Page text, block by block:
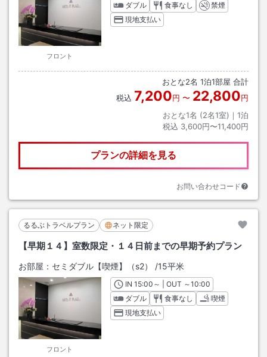
フロント
ダブル
食事なし
禁煙
現地支払い
おとな2名 1泊1部屋 合計
税込 7,200円 〜 22,800円
おとな1名 (2名1室)｜ 1泊
税込 3,600円〜11,400円
プランの詳細を見る
お問い合わせコード
るるぶトラベルプラン ネット限定
【早期１４】室数限定・１４日前までの早期予約プラン
お部屋： セミダブル【喫煙】（s2） /15平米
フロント
INチェックイン
15:00 ～ | OUT チェックアウト
～10:00
ダブル
食事なし
喫煙
現地支払い